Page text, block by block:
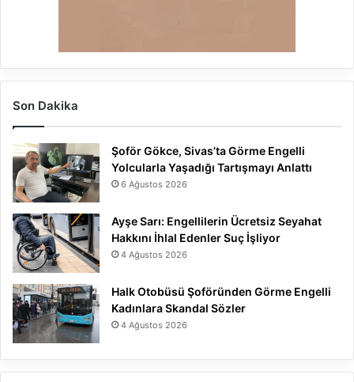
Son Dakika
Şoför Gökce, Sivas’ta Görme Engelli
Yolcularla Yaşadığı Tartışmayı Anlattı
6 Ağustos 2026
Ayşe Sarı: Engellilerin Ücretsiz Seyahat
Hakkını İhlal Edenler Suç İşliyor
4 Ağustos 2026
Halk Otobüsü Şoföründen Görme Engelli
Kadınlara Skandal Sözler
4 Ağustos 2026